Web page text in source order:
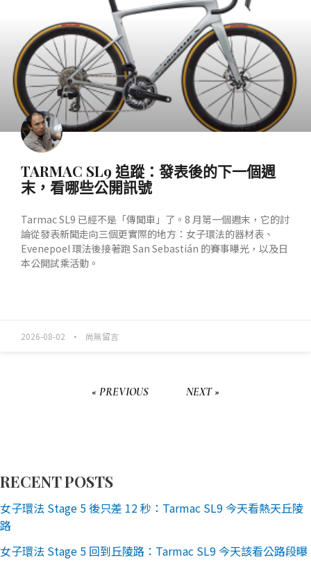
TARMAC SL9 追蹤：發表後的下一個週
末，看哪些公開訊號
Tarmac SL9 已經不是「傳聞車」了。8 月第一個週末，它的討
論從發表新聞走向三個更實際的地方：女子環法的器材表、
Evenepoel 環法後接著跑 San Sebastián 的賽事曝光，以及日
本公開試乘活動。
2026-08-02 尚無留言
« PREVIOUS NEXT »
RECENT POSTS
女子環法 Stage 5 後只差 12 秒：Tarmac SL9 今天看熱天丘陵
路
女子環法 Stage 5 回到丘陵路：Tarmac SL9 今天該看公路段曝